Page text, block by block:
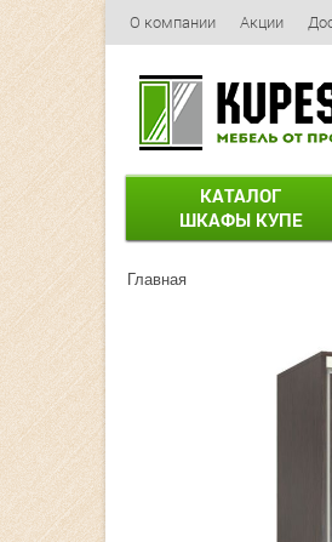
О компании Акции
КАТАЛОГ
ШКАФЫ КУПЕ
Главная